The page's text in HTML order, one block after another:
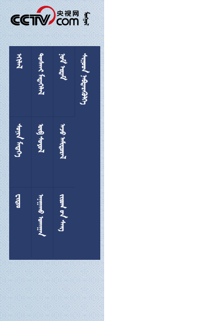

 

 
 
 
 
 
  
 